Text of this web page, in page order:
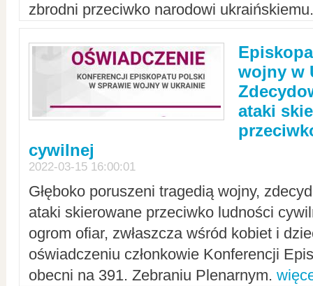
zbrodni przeciwko narodowi
wojny w
ataki
cywilnej
2022-03-15 16:00:01
Głęboko poruszeni tragedią wojny,
ataki skierowane przeciwko ludności
ogrom ofiar, zwłaszcza wśród kobiet i
oświadczeniu członkowie Konferencji
obecni na 391. Zebraniu Plenarnym.